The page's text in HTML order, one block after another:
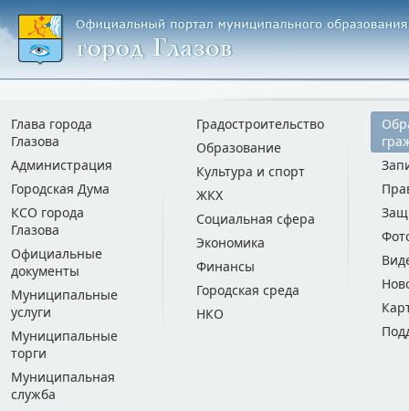
Глава города
Глазова
Администрация
Городская Дума
КСО города
Глазова
Официальные
документы
Муниципальные
услуги
Муниципальные
торги
Муниципальная
служба
Градостроительство
Образование
Культура и спорт
ЖКХ
Социальная сфера
Экономика
Финансы
Городская среда
НКО